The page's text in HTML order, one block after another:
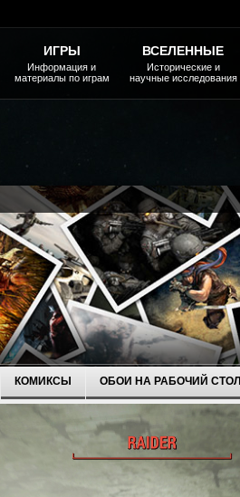
КОМИКСЫ ОБОИ НА РАБОЧИЙ СТОЛ
ИГРЫ
Информация и
материалы по играм
ВСЕЛЕННЫЕ
Исторические и
научные исследования